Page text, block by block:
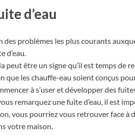
d’eau
des problèmes les plus courants
d’eau.
peut être un signe qu’il est temps de
que les chauffe-eau soient conçus
à s’user et développer des
remarquez une fuite d’eau, il est
vous pourriez vous retrouver face à
votre maison.